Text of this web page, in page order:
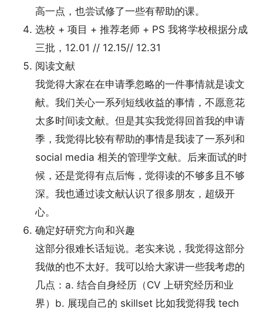
高一点，也尝试修了一些有帮助的课。
选校 + 项目 + 推荐老师 + PS 我将学校根据分成
三批，12.01 // 12.15// 12.31
阅读文献
我觉得大家在在申请季忽略的一件事情就是读文
献。我们关心一系列短线收益的事情，不愿意花
太多时间读文献。但是其实我觉得回首我的申请
季，我觉得比较有帮助的事情是我读了一系列和
social media 相关的管理学文献。后来面试的时
候，还是觉得有点后悔，觉得读的不够多且不够
深。我也通过读文献认识了很多朋友，超级开
心。
确定好研究方向和兴趣
这部分很难长话短说。老实来说，我觉得这部分
我做的也不太好。我可以给大家讲一些我考虑的
几点：a. 结合自身经历（CV 上研究经历和业
界）b. 展现自己的 skillset 比如我觉得我 tech